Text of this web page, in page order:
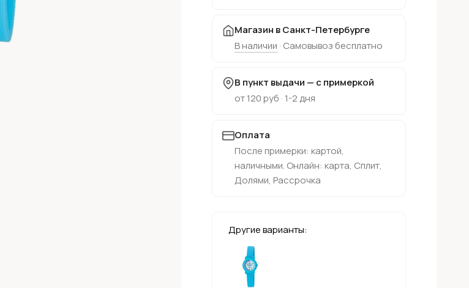
Магазин в Санкт-Петербурге
В наличии · Самовывоз бесплатно
В пункт выдачи — с примеркой
от 120 руб · 1-2 дня
Оплата
После примерки: картой,
наличными. Онлайн: карта, Сплит,
Долями, Рассрочка
Другие варианты: